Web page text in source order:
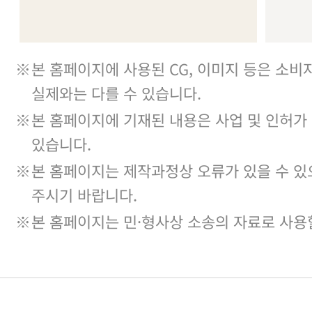
※본 홈페이지에 사용된 CG, 이미지 등은 소비
실제와는 다를 수 있습니다.
※본 홈페이지에 기재된 내용은 사업 및 인허
있습니다.
※본 홈페이지는 제작과정상 오류가 있을 수
주시기 바랍니다.
※본 홈페이지는 민·형사상 소송의 자료로 사